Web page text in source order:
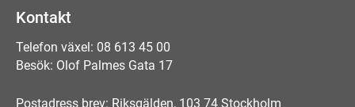
Kontakt
Telefon växel: 08 613 45 00
Besök: Olof Palmes Gata 17
Postadress brev: Riksgälden, 103 74 Stockholm